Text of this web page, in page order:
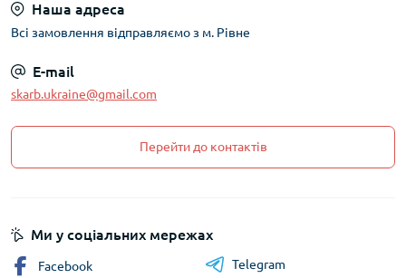
Наша адреса
Всі замовлення відправляємо з м. Рівне
E-mail
skarb.ukraine@gmail.com
Перейти до контактів
Ми у соціальних мережах
Facebook
Telegram